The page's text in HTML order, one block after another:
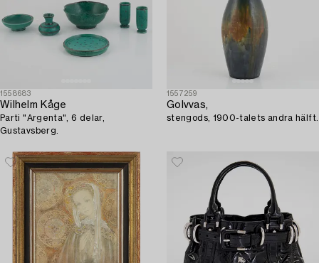
1558683
Wilhelm Kåge
Parti "Argenta", 6 delar,
Gustavsberg.
1557259
Golvvas,
stengods, 1900-talets andra hälft.